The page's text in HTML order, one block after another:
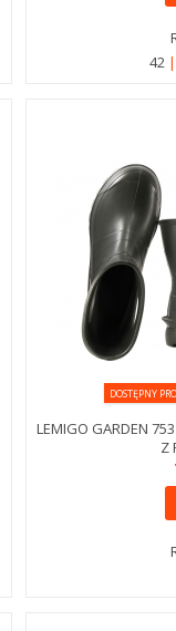
42
DOSTĘPNY
LEMIGO GARDEN
Z